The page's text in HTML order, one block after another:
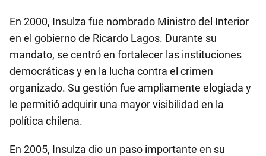
En 2000, Insulza fue nombrado Ministro del Interior
en el gobierno de Ricardo Lagos. Durante su
mandato, se centró en fortalecer las instituciones
democráticas y en la lucha contra el crimen
organizado. Su gestión fue ampliamente elogiada y
le permitió adquirir una mayor visibilidad en la
política chilena.
En 2005, Insulza dio un paso importante en su